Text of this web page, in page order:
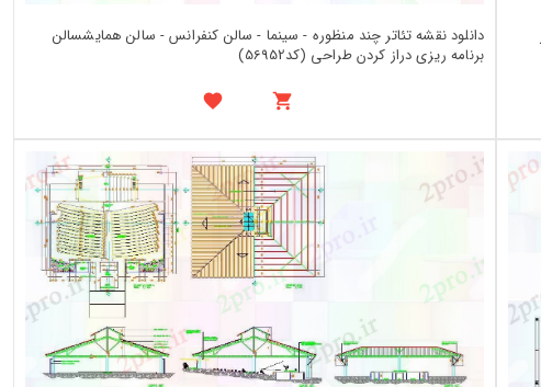
دانلود نقشه تئاتر چند منظوره - سینما - سالن کنفرانس - سالن همایشسالن
برنامه ریزی دراز کردن طراحی (کد56952)